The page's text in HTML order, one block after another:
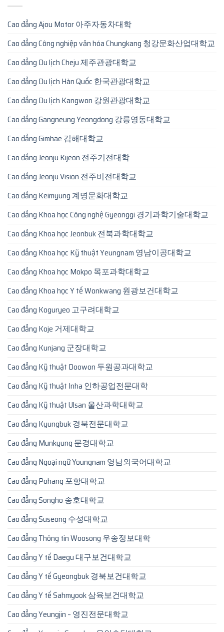
Cao đẳng Ajou Motor 아주자동차대학
Cao đẳng Công nghiệp văn hóa Chungkang 청강문화산업대학교
Cao đẳng Du lịch Cheju 제주관광대학교
Cao đẳng Du lịch Hàn Quốc 한국관광대학교
Cao đẳng Du lịch Kangwon 강원관광대학교
Cao đẳng Gangneung Yeongdong 강릉영동대학교
Cao đẳng Gimhae 김해대학교
Cao đẳng Jeonju Kijeon 전주기전대학
Cao đẳng Jeonju Vision 전주비전대학교
Cao đẳng Keimyung 계명문화대학교
Cao đẳng Khoa học Công nghệ Gyeonggi 경기과학기술대학교
Cao đẳng Khoa học Jeonbuk 전북과학대학교
Cao đẳng Khoa học Kỹ thuật Yeungnam 영남이공대학교
Cao đẳng Khoa học Mokpo 목포과학대학교
Cao đẳng Khoa học Y tế Wonkwang 원광보건대학교
Cao đẳng Koguryeo 고구려대학교
Cao đẳng Koje 거제대학교
Cao đẳng Kunjang 군장대학교
Cao đẳng Kỹ thuật Doowon 두원공과대학교
Cao đẳng Kỹ thuật Inha 인하공업전문대학
Cao đẳng Kỹ thuật Ulsan 울산과학대학교
Cao đẳng Kyungbuk 경북전문대학교
Cao đẳng Munkyung 문경대학교
Cao đẳng Ngoại ngữ Youngnam 영남외국어대학교
Cao đẳng Pohang 포항대학교
Cao đẳng Songho 송호대학교
Cao đẳng Suseong 수성대학교
Cao đẳng Thông tin Woosong 우송정보대학
Cao đẳng Y tế Daegu 대구보건대학교
Cao đẳng Y tế Gyeongbuk 경북보건대학교
Cao đẳng Y tế Sahmyook 삼육보건대학교
Cao đẳng Yeungjin – 영진전문대학교